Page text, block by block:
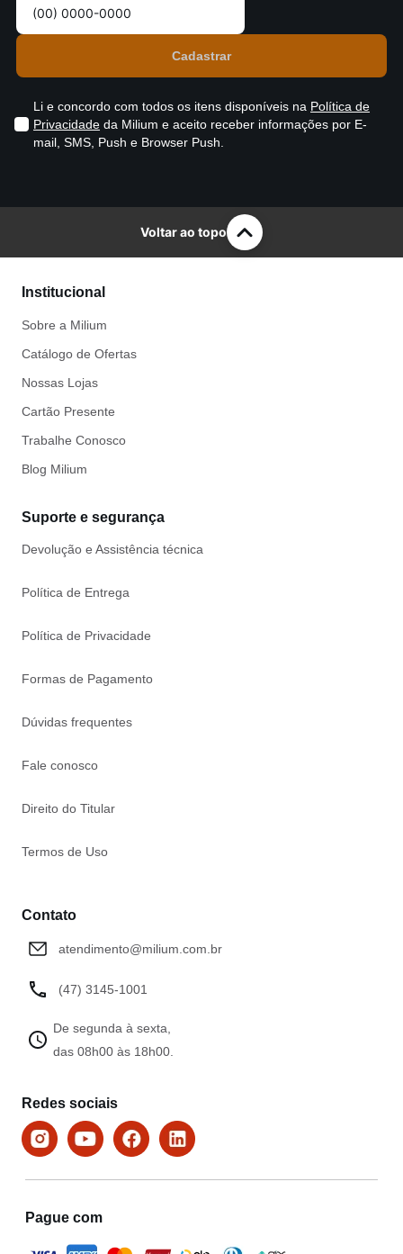
Li e concordo com todos os itens disponíveis na Política de
Privacidade da Milium e aceito receber informações por E-
mail, SMS, Push e Browser Push.
Voltar ao topo
Institucional
Sobre a Milium
Catálogo de Ofertas
Nossas Lojas
Cartão Presente
Trabalhe Conosco
Blog Milium
Suporte e segurança
Devolução e Assistência técnica
Política de Entrega
Política de Privacidade
Formas de Pagamento
Dúvidas frequentes
Fale conosco
Direito do Titular
Termos de Uso
Contato
atendimento@milium.com.br
(47) 3145-1001
De segunda à sexta,
das 08h00 às 18h00.
Redes sociais
Pague com